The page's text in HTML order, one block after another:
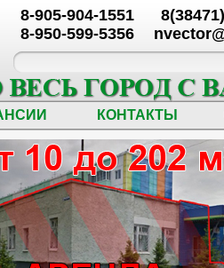
8-905-904-1551
8-950-599-5356
КОНТАКТЫ